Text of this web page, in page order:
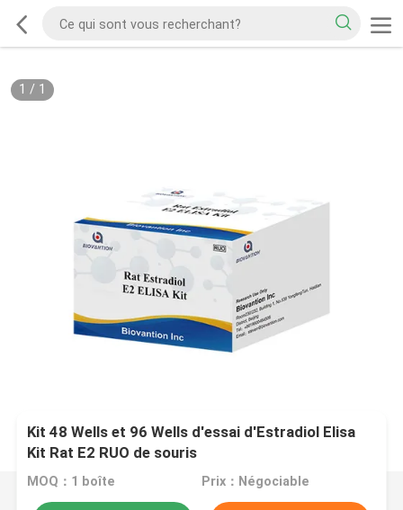
1 / 1
Kit 48 Wells et 96 Wells d'essai d'Estradiol Elisa
Kit Rat E2 RUO de souris
MOQ：1 boîte Prix：Négociable